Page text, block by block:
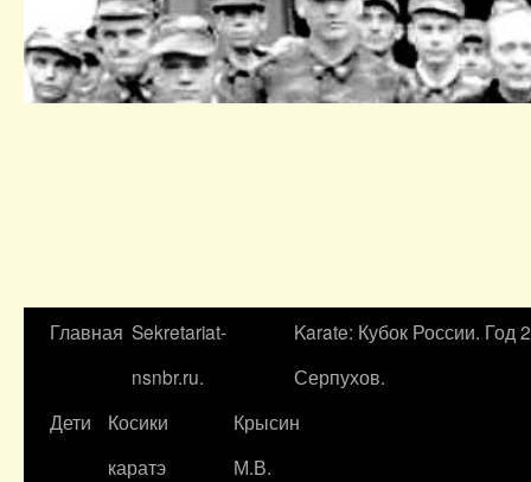
Главная Sekretariat-
nsnbr.ru.
Karate: Кубок России. Год
Серпухов.
Дети
Косики
каратэ
Крысин
М.В.